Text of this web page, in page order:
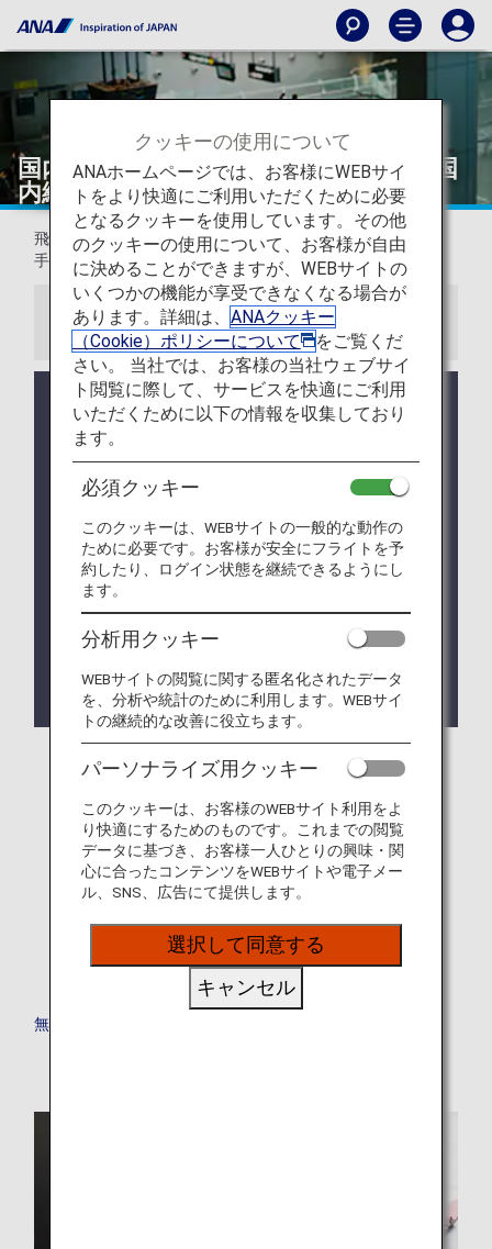
国内線飛行機に預けられる荷物（日本国
内線）
飛行機内に持ち込まない手荷物は、空港のANA出発ロビー、
手荷物カウンターでお預けください。
お知らせ
2026年9月より羽田空港発の国内線では手荷物のお
預かりを出発時刻の30分前をもって終了いたしま
す。
日本エアコミューター運航便、天草エアライン運航
2025年度から2026年度にかけて、国内線と国際線
のシステム統合により、各種サービス・ルールを共
通化します。
これに伴う手荷物ルールの変更により、国内線で手
荷物お預かり時に使用している専用コンテナの一部
を2026年1月31日をもって終了しました。
詳細は楽器（国内線）、設備・施設のご案内（空港
内）をご確認ください。
無料でお預かりする重さ・サイズ・個数
クッキーの使用について
ANAホームページでは、お客様にWEBサイ
トをより快適にご利用いただくために必要
となるクッキーを使用しています。その他
のクッキーの使用について、お客様が自由
に決めることができますが、WEBサイトの
いくつかの機能が享受できなくなる場合が
あります。詳細は、 ANAクッキー
（Cookie）ポリシーについて
をご覧くだ
さい。 当社では、お客様の当社ウェブサイ
ト閲覧に際して、サービスを快適にご利用
いただくために以下の情報を収集しており
ます。
必須クッキー
このクッキーは、WEBサイトの一般的な動作の
ために必要です。お客様が安全にフライトを予
約したり、ログイン状態を継続できるようにし
ます。
分析用クッキー
WEBサイトの閲覧に関する匿名化されたデータ
を、分析や統計のために利用します。WEBサイ
トの継続的な改善に役立ちます。
パーソナライズ用クッキー
このクッキーは、お客様のWEBサイト利用をよ
り快適にするためのものです。これまでの閲覧
データに基づき、お客様一人ひとりの興味・関
心に合ったコンテンツをWEBサイトや電子メー
ル、SNS、広告にて提供します。
選択して同意する
キャンセル